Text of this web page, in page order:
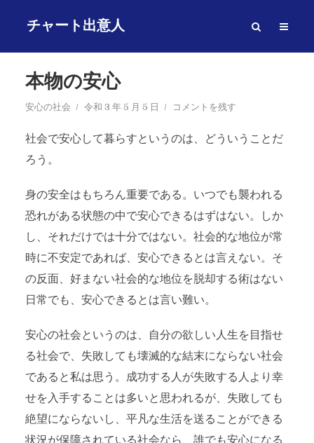
チャート出意人
本物の安心
安心の社会 令和 3 年 5 月 5 日 コメントを残す
社会で安心して暮らすというのは、どういうことだ
ろう。
身の安全はもちろん重要である。いつでも襲われる
恐れがある状態の中で安心できるはずはない。しか
し、それだけでは十分ではない。社会的な地位が常
時に不安定であれば、安心できるとは言えない。そ
の反面、好まない社会的な地位を脱却する術はない
日常でも、安心できるとは言い難い。
安心の社会というのは、自分の欲しい人生を目指せ
る社会で、失敗しても壊滅的な結末にならない社会
であると私は思う。成功する人が失敗する人より幸
せを入手することは多いと思われるが、失敗しても
絶望にならないし、平凡な生活を送ることができる
状況が保障されている社会なら、誰でも安心になる